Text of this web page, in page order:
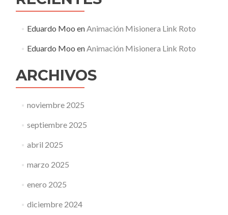
Eduardo Moo enAnimación Misionera Link Roto
Eduardo Moo enAnimación Misionera Link Roto
ARCHIVOS
noviembre 2025
septiembre 2025
abril 2025
marzo 2025
enero 2025
diciembre 2024